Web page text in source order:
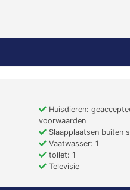
Huisdieren:
voorwaarden
Slaapplaatsen buiten
Vaatwasser: 1
toilet: 1
Televisie